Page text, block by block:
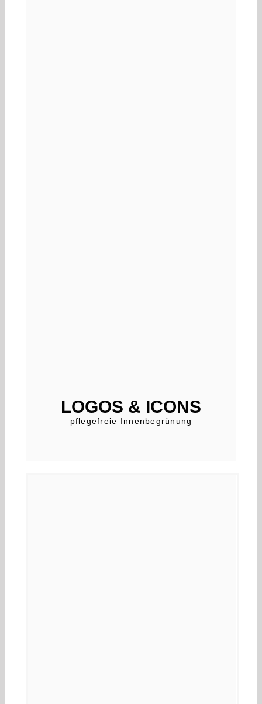
LOGOS & ICONS
pflegefreie Innenbegrünung